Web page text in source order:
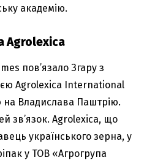
академію.
Agrolexica
пов’язало Згару з
Agrolexica International
Владислава Паштрію.
зв’язок. Agrolexica, що
українського зерна, у
у ТОВ «Агрогрупа